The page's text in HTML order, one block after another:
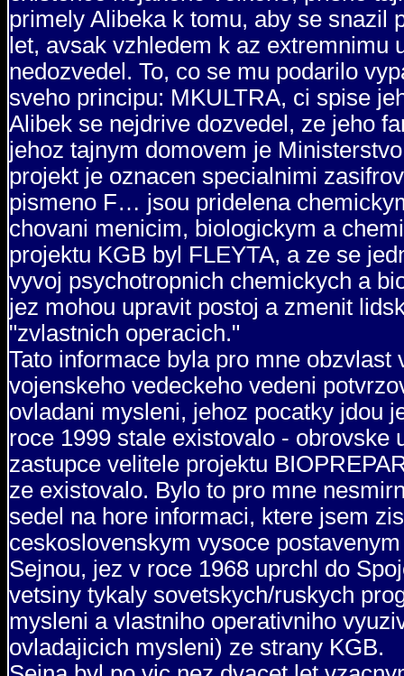
primely Alibeka k tomu, aby se snazil
let, avsak vzhledem k az extremnimu
nedozvedel. To, co se mu podarilo
sveho principu: MKULTRA, ci spise
Alibek se nejdrive dozvedel, ze jeho
jehoz tajnym domovem je
projekt je oznacen specialnimi
pismeno F… jsou pridelena
chovani menicim, biologickym a
projektu KGB byl FLEYTA, a ze se
vyvoj psychotropnich chemickych a
jez mohou upravit postoj a zmenit
"zvlastnich operacich."
Tato informace byla pro mne
vojenskeho vedeckeho vedeni
ovladani mysleni, jehoz pocatky jdou
roce 1999 stale existovalo - obrovske
zastupce velitele projektu
ze existovalo. Bylo to pro mne
sedel na hore informaci, ktere jsem
ceskoslovenskym vysoce
Sejnou, jez v roce 1968 uprchl do
vetsiny tykaly sovetskych/ruskych
mysleni a vlastniho operativniho
ovladajicich mysleni) ze strany KGB.